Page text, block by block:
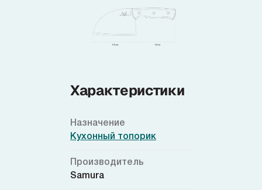
Характеристики
Назначение
Кухонный топорик
Производитель
Samura